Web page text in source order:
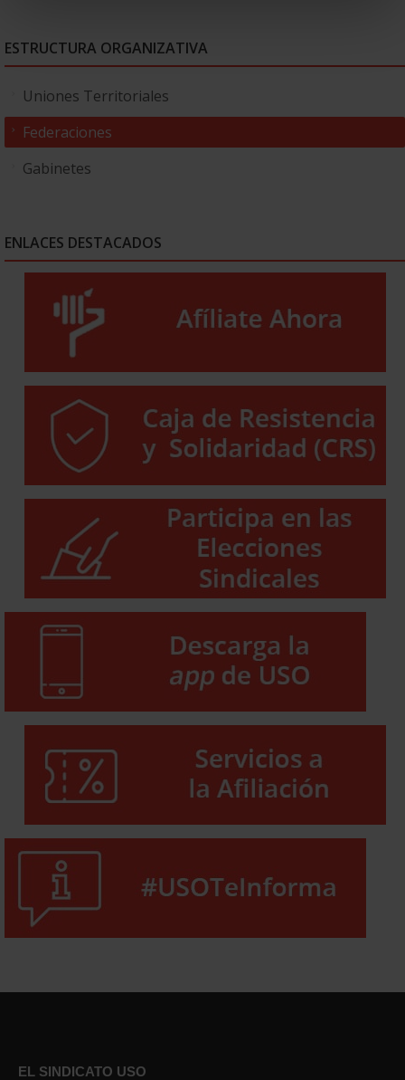
ESTRUCTURA ORGANIZATIVA
Uniones Territoriales
Federaciones
Gabinetes
ENLACES DESTACADOS
EL SINDICATO USO